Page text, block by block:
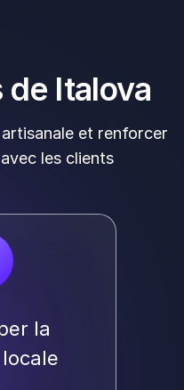
Italova
et renforcer
les clients
la